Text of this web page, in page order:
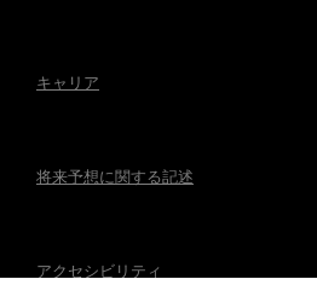
キャリア
将来予想に関する記述
アクセシビリティ